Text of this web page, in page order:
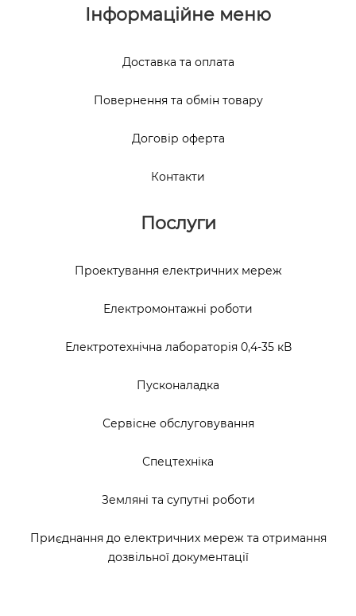
Інформаційне меню
Доставка та оплата
Повернення та обмін товару
Договір оферта
Контакти
Послуги
Проектування електричних мереж
Електромонтажні роботи
Електротехнічна лабораторія 0,4-35 кВ
Пусконаладка
Сервісне обслуговування
Спецтехніка
Земляні та супутні роботи
Приєднання до електричних мереж та отримання
дозвільної документації